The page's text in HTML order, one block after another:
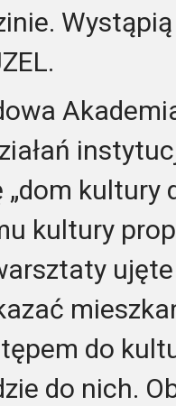
kultury
kultury
do
do nich.